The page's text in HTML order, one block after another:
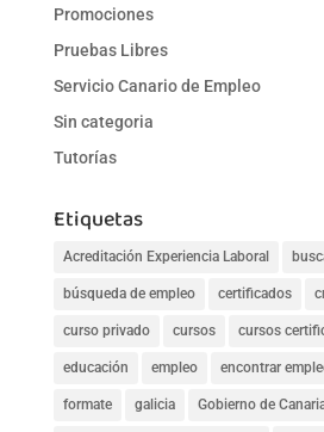
Promociones
Pruebas Libres
Servicio Canario de Empleo
Sin categoria
Tutorías
Etiquetas
Acreditación Experiencia Laboral
búsqueda de empleo certificados
curso privado cursos cursos
educación empleo encontrar
formate galicia Gobierno de